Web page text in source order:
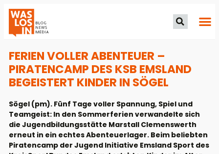
FERIEN VOLLER ABENTEUER –
PIRATENCAMP DES KSB EMSLAND
BEGEISTERT KINDER IN SÖGEL
Sögel (pm). Fünf Tage voller Spannung, Spiel und
Teamgeist: In den Sommerferien verwandelte sich
die Jugendbildungsstätte Marstall Clemenswerth
erneut in ein echtes Abenteuerlager. Beim beliebten
Piratencamp der Jugend Initiative Emsland Sport des